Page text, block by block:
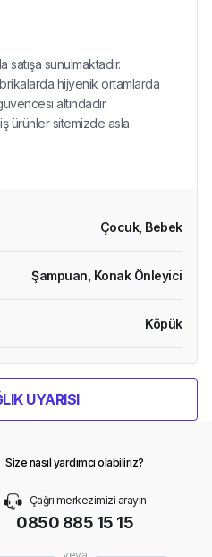
satışa sunulmaktadır.
hijyenik ortamlarda
altındadır.
ürünler sitemizde asla
Çocuk, Bebek
Şampuan, Konak Önleyici
Köpük
UYARISI
Size nasıl yardımcı olabiliriz?
Çağrı merkezimizi arayın
0850 885 15 15